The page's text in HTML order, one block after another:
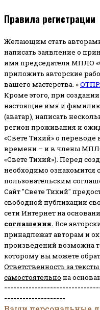
Правила регистрации
Желающим стать
написать заявление о
имя председателя МПЛО
приложить авторские
вашего мастерства. »
Кроме этого, при
настоящие имя и
(аватар), написать
регион проживания и
«Свете Тихий» о переводе
времени – и в члены
«Свете Тихий»). Перед
необходимо ознакомится
пользовательским
Сайт "Свете Тихий"
свободной публикации
сети Интернет на
соглашения. Все
принадлежат авторам и
произведений возможна
которому вы можете
Ответственность за
самостоятельно на
--------------------